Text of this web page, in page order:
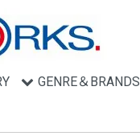
GENRE＆BRANDS